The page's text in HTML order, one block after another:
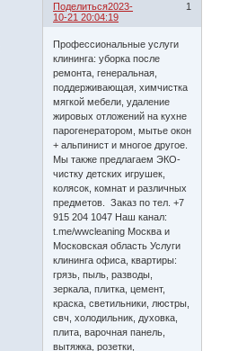
Поделиться 1
2023-
10-21 20:04:19
Профессиональные услуги
клининга: уборка после
ремонта, генеральная,
поддерживающая, химчистка
мягкой мебели, удаление
жировых отложений на кухне
парогенератором, мытье окон
+ альпинист и многое другое.
Мы также предлагаем ЭКО-
чистку детских игрушек,
колясок, комнат и различных
предметов. Заказ по тел. +7
915 204 1047 Наш канал:
t.me/wwcleaning Москва и
Московская область Услуги
клининга офиса, квартиры:
грязь, пыль, разводы,
зеркала, плитка, цемент,
краска, светильники, люстры,
свч, холодильник, духовка,
плита, варочная панель,
вытяжка, розетки,